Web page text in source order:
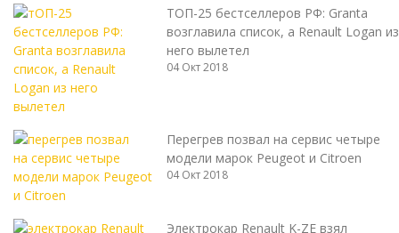
ТОП-25 бестселлеров РФ: Granta
возглавила список, а Renault Logan из
него вылетел
04 Окт 2018
Перегрев позвал на сервис четыре
модели марок Peugeot и Citroen
04 Окт 2018
Электрокар Renault K-ZE взял